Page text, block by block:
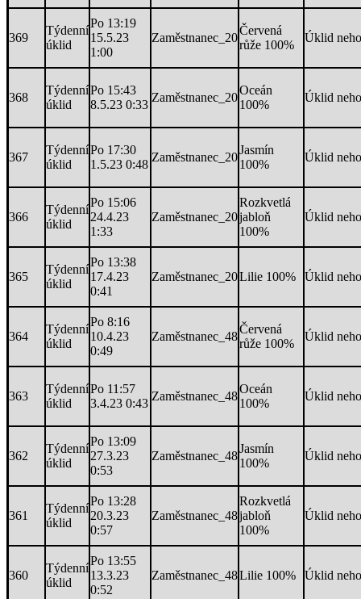
369
Týdenní
úklid
Po 13:19
15.5.23
1:00
Zaměstnanec_20
Červená
růže 100%
Úklid
368
Týdenní
úklid
Po 15:43
8.5.23 0:33
Zaměstnanec_20
Oceán
100%
Úklid
367
Týdenní
úklid
Po 17:30
1.5.23 0:48
Zaměstnanec_20
Jasmín
100%
Úklid
366
Týdenní
úklid
Po 15:06
24.4.23
1:33
Zaměstnanec_20
Rozkvetlá
jabloň
100%
Úklid
365
Týdenní
úklid
Po 13:38
17.4.23
0:41
Zaměstnanec_20Lilie 100% Úklid
364
Týdenní
úklid
Po 8:16
10.4.23
0:49
Zaměstnanec_48
Červená
růže 100%
Úklid
363
Týdenní
úklid
Po 11:57
3.4.23 0:43
Zaměstnanec_48
Oceán
100%
Úklid
362
Týdenní
úklid
Po 13:09
27.3.23
0:53
Zaměstnanec_48
Jasmín
100%
Úklid
361
Týdenní
úklid
Po 13:28
20.3.23
0:57
Zaměstnanec_48
Rozkvetlá
jabloň
100%
Úklid
360
Týdenní
úklid
Po 13:55
13.3.23
0:52
Zaměstnanec_48Lilie 100% Úklid